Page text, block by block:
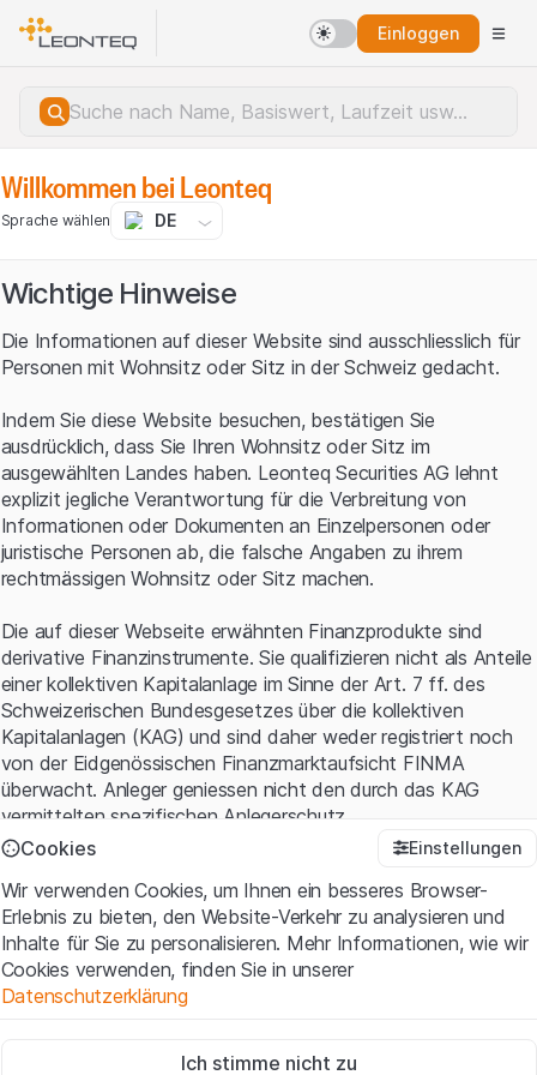
Einloggen
Serverfehler.
Willkommen bei Leonteq
Sprache wählen DE
Wichtige Hinweise
Die Informationen auf dieser Website sind ausschliesslich für
Personen mit Wohnsitz oder Sitz in der Schweiz gedacht.
Indem Sie diese Website besuchen, bestätigen Sie
ausdrücklich, dass Sie Ihren Wohnsitz oder Sitz im
ausgewählten Landes haben. Leonteq Securities AG lehnt
explizit jegliche Verantwortung für die Verbreitung von
Informationen oder Dokumenten an Einzelpersonen oder
juristische Personen ab, die falsche Angaben zu ihrem
rechtmässigen Wohnsitz oder Sitz machen.
Die auf dieser Webseite erwähnten Finanzprodukte sind
derivative Finanzinstrumente. Sie qualifizieren nicht als Anteile
einer kollektiven Kapitalanlage im Sinne der Art. 7 ff. des
Schweizerischen Bundesgesetzes über die kollektiven
Kapitalanlagen (KAG) und sind daher weder registriert noch
von der Eidgenössischen Finanzmarktaufsicht FINMA
überwacht. Anleger geniessen nicht den durch das KAG
vermittelten spezifischen Anlegerschutz.
Mit dem Zugriff auf diese Website der Leonteq Securities AG
(die "Website") erklären Sie, dass Sie die rechtlichen
Informationen und die wichtigen Hinweise und
Nutzungsbedingungenverstanden haben und akzeptieren.
Wenn Sie mit den Nutzungsbedingungen nicht einverstanden
Cookies Einstellungen
Wir verwenden Cookies, um Ihnen ein besseres Browser-
Erlebnis zu bieten, den Website-Verkehr zu analysieren und
Inhalte für Sie zu personalisieren. Mehr Informationen, wie wir
Cookies verwenden, finden Sie in unserer
Datenschutzerklärung
Diese Cookies sind für die Website erforderlich und können nicht
Ich stimme nicht zu